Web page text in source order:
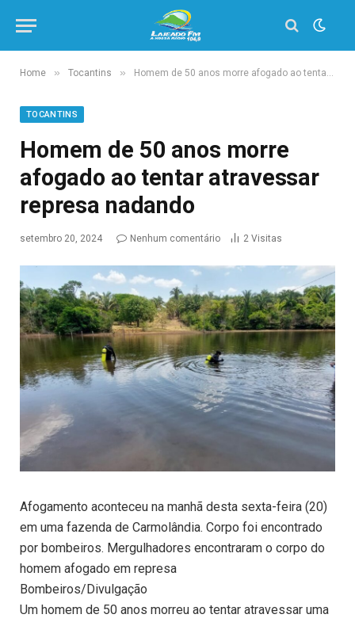
Home » Tocantins » Homem de 50 anos morre afogado ao tentar atravessar represa nadando
TOCANTINS
Homem de 50 anos morre
afogado ao tentar atravessar
represa nadando
setembro 20, 2024 Nenhum comentário 2 Visitas
Afogamento aconteceu na manhã desta sexta-feira (20)
em uma fazenda de Carmolândia. Corpo foi encontrado
por bombeiros. Mergulhadores encontraram o corpo do
homem afogado em represa
Bombeiros/Divulgação
Um homem de 50 anos morreu ao tentar atravessar uma